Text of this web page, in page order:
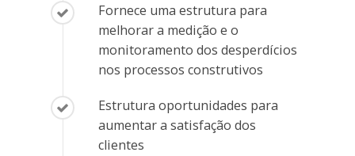
Fornece uma estrutura para
melhorar a medição e o
monitoramento dos desperdícios
nos processos construtivos
Estrutura oportunidades para
aumentar a satisfação dos
clientes